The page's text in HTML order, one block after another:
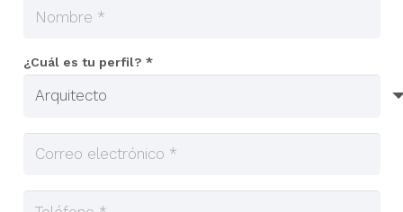
¿Cuál es tu perfil? *